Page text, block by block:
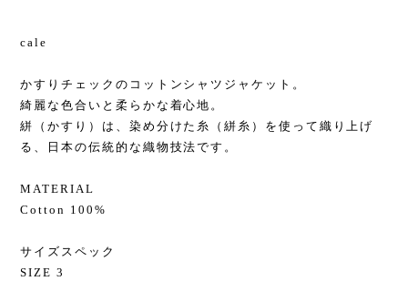
cale
かすりチェックのコットンシャツジャケット。
綺麗な色合いと柔らかな着心地。
絣（かすり）は、染め分けた糸（絣糸）を使って織り上げ
る、日本の伝統的な織物技法です。
MATERIAL
Cotton 100%
サイズスペック
SIZE 3